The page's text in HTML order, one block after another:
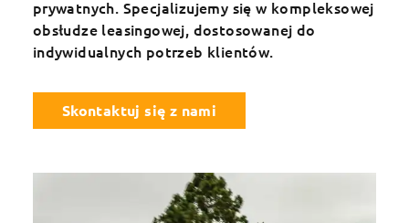
prywatnych. Specjalizujemy się w kompleksowej
obsłudze leasingowej, dostosowanej do
indywidualnych potrzeb klientów.
Skontaktuj się z nami